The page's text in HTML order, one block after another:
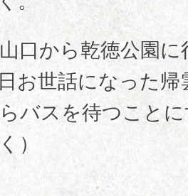
口から乾徳公園
お世話になった帰
バスを待つこと
）